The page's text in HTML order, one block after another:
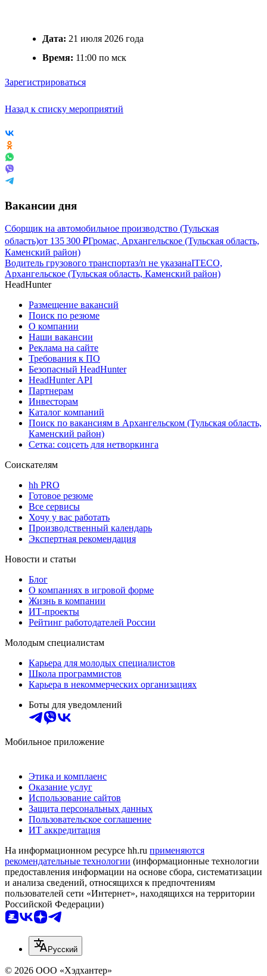
Дата: 21 июля 2026 года
Время: 11:00 по мск
Зарегистрироваться
Назад к списку мероприятий
Вакансии дня
Сборщик на автомобильное производство (Тульская
область)от 135 300 ₽Громас, Архангельское (Тульская область,
Каменский район)
Водитель грузового транспортаз/п не указанаITECO,
Архангельское (Тульская область, Каменский район)
HeadHunter
Размещение вакансий
Поиск по резюме
О компании
Наши вакансии
Реклама на сайте
Требования к ПО
Безопасный HeadHunter
HeadHunter API
Партнерам
Инвесторам
Каталог компаний
Поиск по вакансиям в Архангельском (Тульская область,
Каменский район)
Сетка: соцсеть для нетворкинга
Соискателям
hh PRO
Готовое резюме
Все сервисы
Хочу у вас работать
Производственный календарь
Экспертная рекомендация
Новости и статьи
Блог
О компаниях в игровой форме
Жизнь в компании
ИТ-проекты
Рейтинг работодателей России
Молодым специалистам
Карьера для молодых специалистов
Школа программистов
Карьера в некоммерческих организациях
Боты для уведомлений
Мобильное приложение
Этика и комплаенс
Оказание услуг
Использование сайтов
Защита персональных данных
Пользовательское соглашение
ИТ аккредитация
На информационном ресурсе hh.ru применяются
рекомендательные технологии (информационные технологии
предоставления информации на основе сбора, систематизации
и анализа сведений, относящихся к предпочтениям
пользователей сети «Интернет», находящихся на территории
Российской Федерации)
Русский
© 2026 ООО «Хэдхантер»